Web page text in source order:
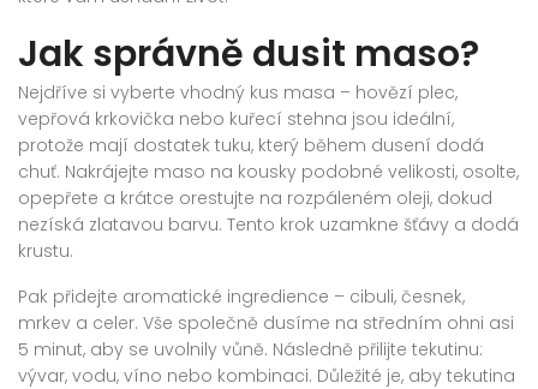
Jak správně dusit maso?
Nejdříve si vyberte vhodný kus masa – hovězí plec,
vepřová krkovička nebo kuřecí stehna jsou ideální,
protože mají dostatek tuku, který během dusení dodá
chuť. Nakrájejte maso na kousky podobné velikosti, osolte,
opepřete a krátce orestujte na rozpáleném oleji, dokud
nezíská zlatavou barvu. Tento krok uzamkne šťávy a dodá
krustu.
Pak přidejte aromatické ingredience – cibuli, česnek,
mrkev a celer. Vše společně dusíme na středním ohni asi
5 minut, aby se uvolnily vůně. Následně přilijte tekutinu:
vývar, vodu, víno nebo kombinaci. Důležité je, aby tekutina